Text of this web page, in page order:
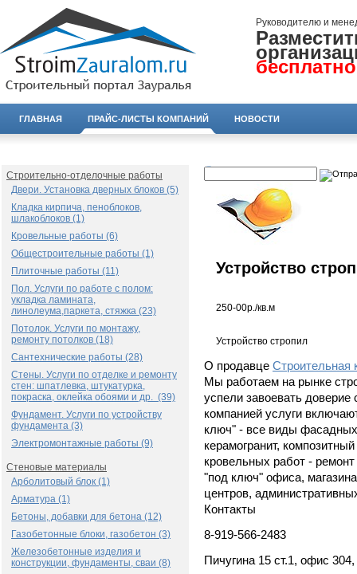
Руководителю и
бесплатно
ГЛАВНАЯ ПРАЙС-ЛИСТЫ КОМПАНИЙ НОВОСТИ
Строительно-отделочные работы
Двери. Установка дверных блоков (5)
Кладка кирпича, пеноблоков,
шлакоблоков (1)
Кровельные работы (6)
Общестроительные работы (1)
Плиточные работы (11)
Пол. Услуги по работе с полом:
укладка ламината,
линолеума,паркета, стяжка (23)
Потолок. Услуги по монтажу,
ремонту потолков (18)
Сантехнические работы (28)
Стены. Услуги по отделке и ремонту
стен: шпатлевка, штукатурка,
покраска, оклейка обоями и др. (39)
Фундамент. Услуги по устройству
фундамента (3)
Электромонтажные работы (9)
Стеновые материалы
Арболитовый блок (1)
Арматура (1)
Бетоны, добавки для бетона (12)
Газобетонные блоки, газобетон (3)
Железобетонные изделия и
конструкции, фундаменты, сваи (8)
Устройство
250-00р./кв.м
Устройство стропил
О продавце
Мы работаем на рынке
успели завоевать
компанией услуги
ключ" - все виды
керамогранит,
кровельных работ -
"под ключ" офиса,
центров,
Контакты
8-919-566-2483
Пичугина 15 ст.1, офис